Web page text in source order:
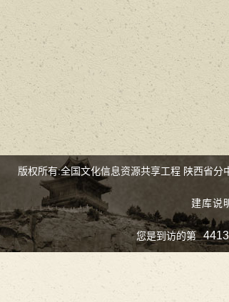
版权所有:全国文化信息资源共享工程 陕西省
建库说
您是到访的第